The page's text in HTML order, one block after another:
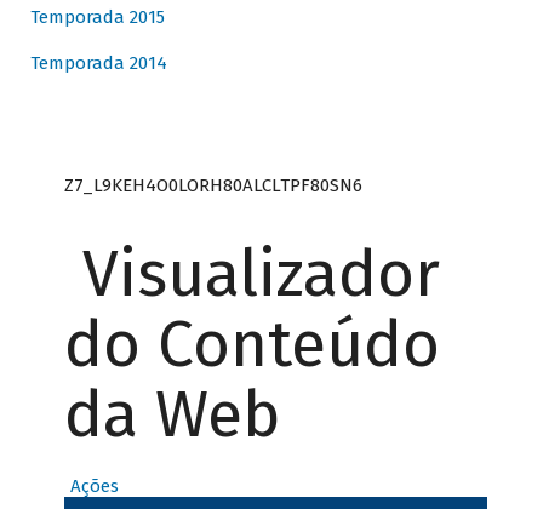
Temporada 2015
Temporada 2014
Z7_L9KEH4O0LORH80ALCLTPF80SN6
Visualizador
do Conteúdo
da Web
Ações